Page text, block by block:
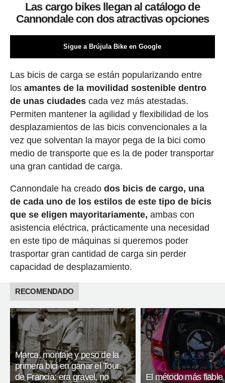
Las cargo bikes llegan al catálogo de
Cannondale con dos atractivas opciones
Sigue a Brújula Bike en Google
Las bicis de carga se están popularizando entre
los amantes de la movilidad sostenible dentro
de unas ciudadescada vez más atestadas.
Permiten mantener la agilidad y flexibilidad de los
desplazamientos de las bicis convencionales a la
vez que solventan la mayor pega de la bici como
medio de transporte que es la de poder transportar
una gran cantidad de carga.
Cannondale ha creado dos bicis de cargo, una
de cada uno de los estilos de este tipo de bicis
que se eligen mayoritariamente, ambas con
asistencia eléctrica, prácticamente una necesidad
en este tipo de máquinas si queremos poder
trasportar gran cantidad de carga sin perder
capacidad de desplazamiento.
RECOMENDADO
Marca, montaje y peso de la
primera bici en ganar el Tour
de Francia: era gravel, no
El método más fiable